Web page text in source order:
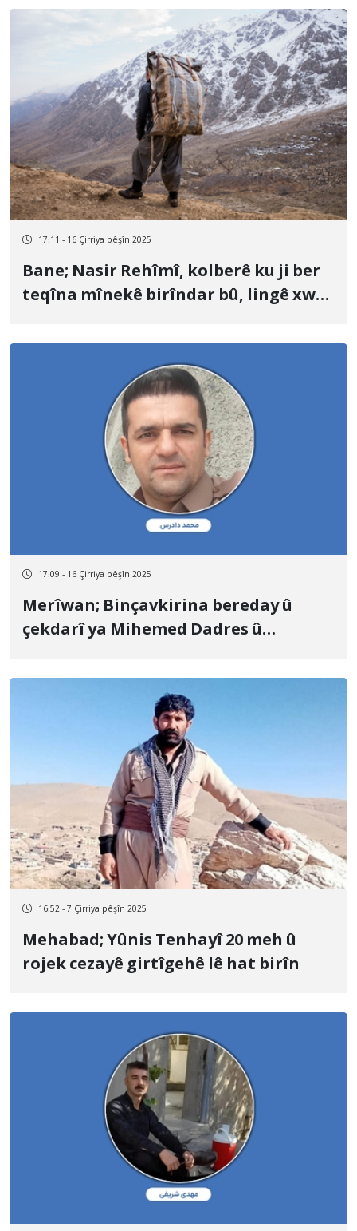
17:11 - 16 Çirriya pêşîn 2025
Bane; Nasir Rehîmî, kolberê ku ji ber
teqîna mînekê birîndar bû, lingê xwe
17:09 - 16 Çirriya pêşîn 2025
Merîwan; Binçavkirina bereday û
çekdarî ya Mihemed Dadres û
16:52 - 7 Çirriya pêşîn 2025
Mehabad; Yûnis Tenhayî 20 meh û
rojek cezayê girtîgehê lê hat birîn